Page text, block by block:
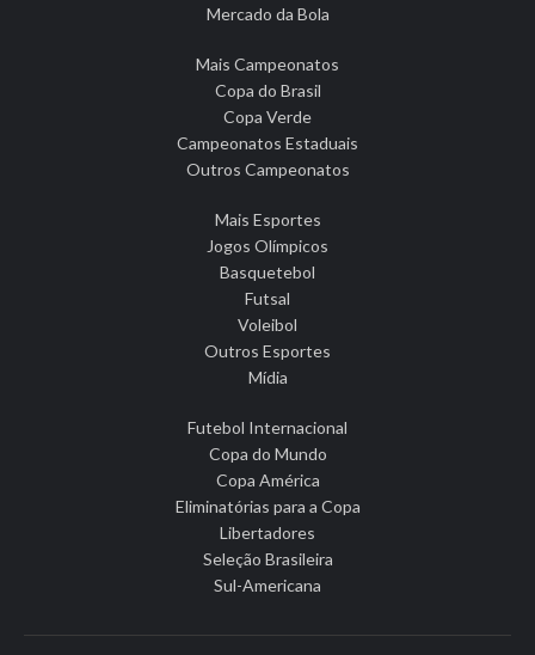
Mercado da Bola
Mais Campeonatos
Copa do Brasil
Copa Verde
Campeonatos Estaduais
Outros Campeonatos
Mais Esportes
Jogos Olímpicos
Basquetebol
Futsal
Voleibol
Outros Esportes
Mídia
Futebol Internacional
Copa do Mundo
Copa América
Eliminatórias para a Copa
Libertadores
Seleção Brasileira
Sul-Americana